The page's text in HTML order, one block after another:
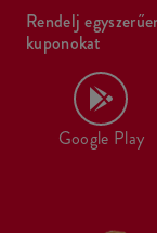
Rendelj
kuponokat
Google Play